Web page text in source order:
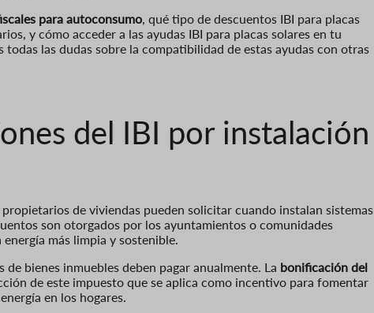
para autoconsumo, qué tipo de descuentos IBI para placas
y cómo acceder a las ayudas IBI para placas solares en tu
las dudas sobre la compatibilidad de estas ayudas con otras
del IBI por instalación
de viviendas pueden solicitar cuando instalan sistemas
son otorgados por los ayuntamientos o comunidades
más limpia y sostenible.
bienes inmuebles deben pagar anualmente. La bonificación del
de este impuesto que se aplica como incentivo para fomentar
en los hogares.